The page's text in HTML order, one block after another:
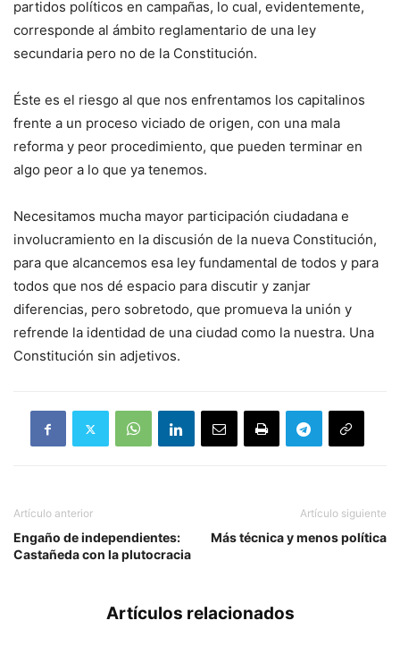
partidos políticos en campañas, lo cual, evidentemente,
corresponde al ámbito reglamentario de una ley
secundaria pero no de la Constitución.
Éste es el riesgo al que nos enfrentamos los capitalinos
frente a un proceso viciado de origen, con una mala
reforma y peor procedimiento, que pueden terminar en
algo peor a lo que ya tenemos.
Necesitamos mucha mayor participación ciudadana e
involucramiento en la discusión de la nueva Constitución,
para que alcancemos esa ley fundamental de todos y para
todos que nos dé espacio para discutir y zanjar
diferencias, pero sobretodo, que promueva la unión y
refrende la identidad de una ciudad como la nuestra. Una
Constitución sin adjetivos.
Artículo anterior
Engaño de independientes:
Castañeda con la plutocracia
Artículo siguiente
Más técnica y menos política
Artículos relacionados